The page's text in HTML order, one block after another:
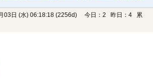
03日 (水) 06:18:18 (2256d)
今日：2 昨日：4 累